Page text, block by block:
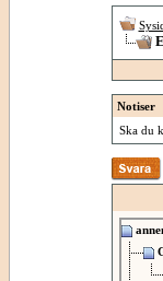
Notiser
Ska du